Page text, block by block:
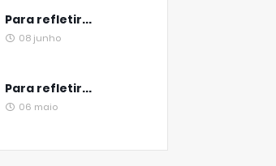
Para refletir...
08 junho
Para refletir...
06 maio